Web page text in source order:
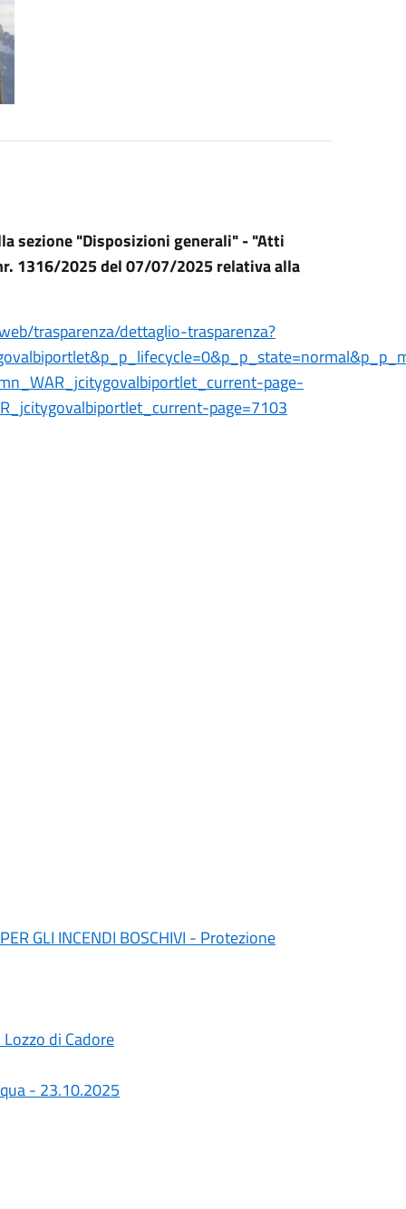
sezione "Disposizioni generali" - "Atti
1316/2025 del 07/07/2025 relativa alla
trasparenza/dettaglio-trasparenza?
page-
page=7103
GLI INCENDI BOSCHIVI - Protezione
di Cadore
- 23.10.2025